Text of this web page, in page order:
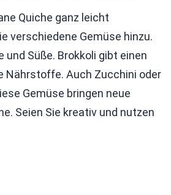
Quiche ganz leicht
verschiedene Gemüse hinzu.
und Süße. Brokkoli gibt einen
Nährstoffe. Auch Zucchini oder
Gemüse bringen neue
Seien Sie kreativ und nutzen